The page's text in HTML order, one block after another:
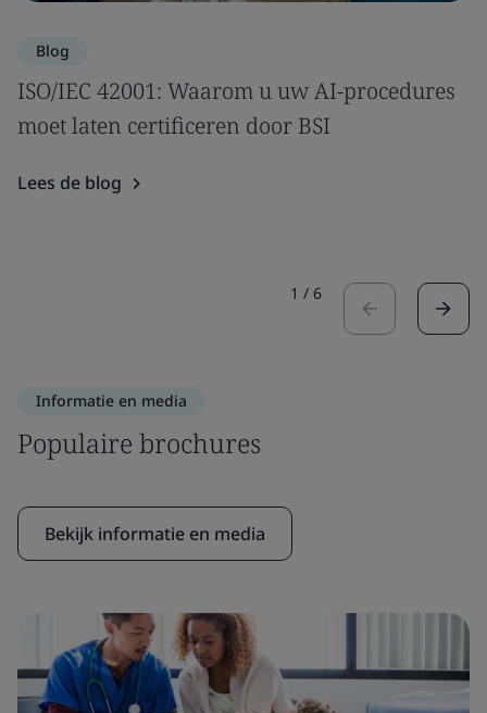
Blog
ISO/IEC 42001: Waarom u uw AI-procedures
moet laten certificeren door BSI
Lees de blog
1 / 6
Informatie en media
Populaire brochures
Bekijk informatie en media